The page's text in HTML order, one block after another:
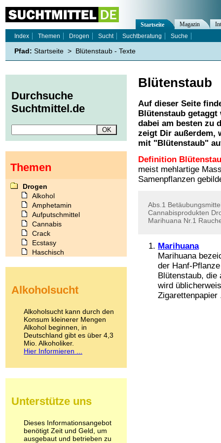
Blütenstaub
Auf dieser Seite
Blütenstaub getaggt
dabei am besten zu
zeigt Dir außerdem,
mit " Blütenstaub"
Definition
meist mehlartige
Samenpflanzen
Abs.1
Cannabisprodukten
Marihuana Nr.1
Marihuana
Marihuana
der Hanf-
Blütenstaub, die
wird
Zigarettenpapier
Startseite Magazin
Index
Themen Drogen Sucht Suchtberatung Suche
Pfad: Startseite > Blütenstaub - Texte
Durchsuche
Suchtmittel.de
Themen
Drogen
Alkohol
Amphetamin
Aufputschmittel
Cannabis
Crack
Ecstasy
Haschisch
Kokain
LSD
Marihuana
Medikamente
Meskalin
Metamphetamin
Methadon
Pilze
Psychopharmaka
Schlafmittel
Schmerzmittel
Alkoholsucht
Alkoholsucht kann durch den
Konsum kleinerer Mengen
Alkohol beginnen, in
Deutschland gibt es über 4,3
Mio. Alkoholiker.
Hier Informieren ...
Unterstütze uns
Dieses Informationsangebot
benötigt Zeit und Geld, um
ausgebaut und betrieben zu